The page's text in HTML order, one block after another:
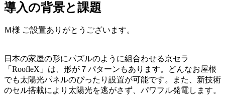
導入の背景と課題
Ｍ様 ご設置ありがとうございます。
日本の家屋の形にパズルのように組合わせる京セラ
「RoofleX」は、形が７パターンもあります。どんなお屋根
でも太陽光パネルのぴったり設置が可能です。また、新技術
のセル搭載により太陽光を逃がさず、パワフル発電します。